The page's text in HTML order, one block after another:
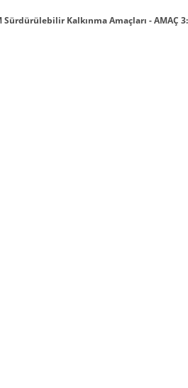
Sürdürülebilir Kalkınma Amaçları - AMAÇ 3: